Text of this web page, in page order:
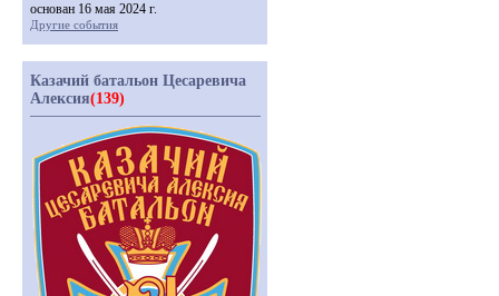
основан 16 мая 2024 г.
Другие события
Казачий батальон Цесаревича
Алексия(139)